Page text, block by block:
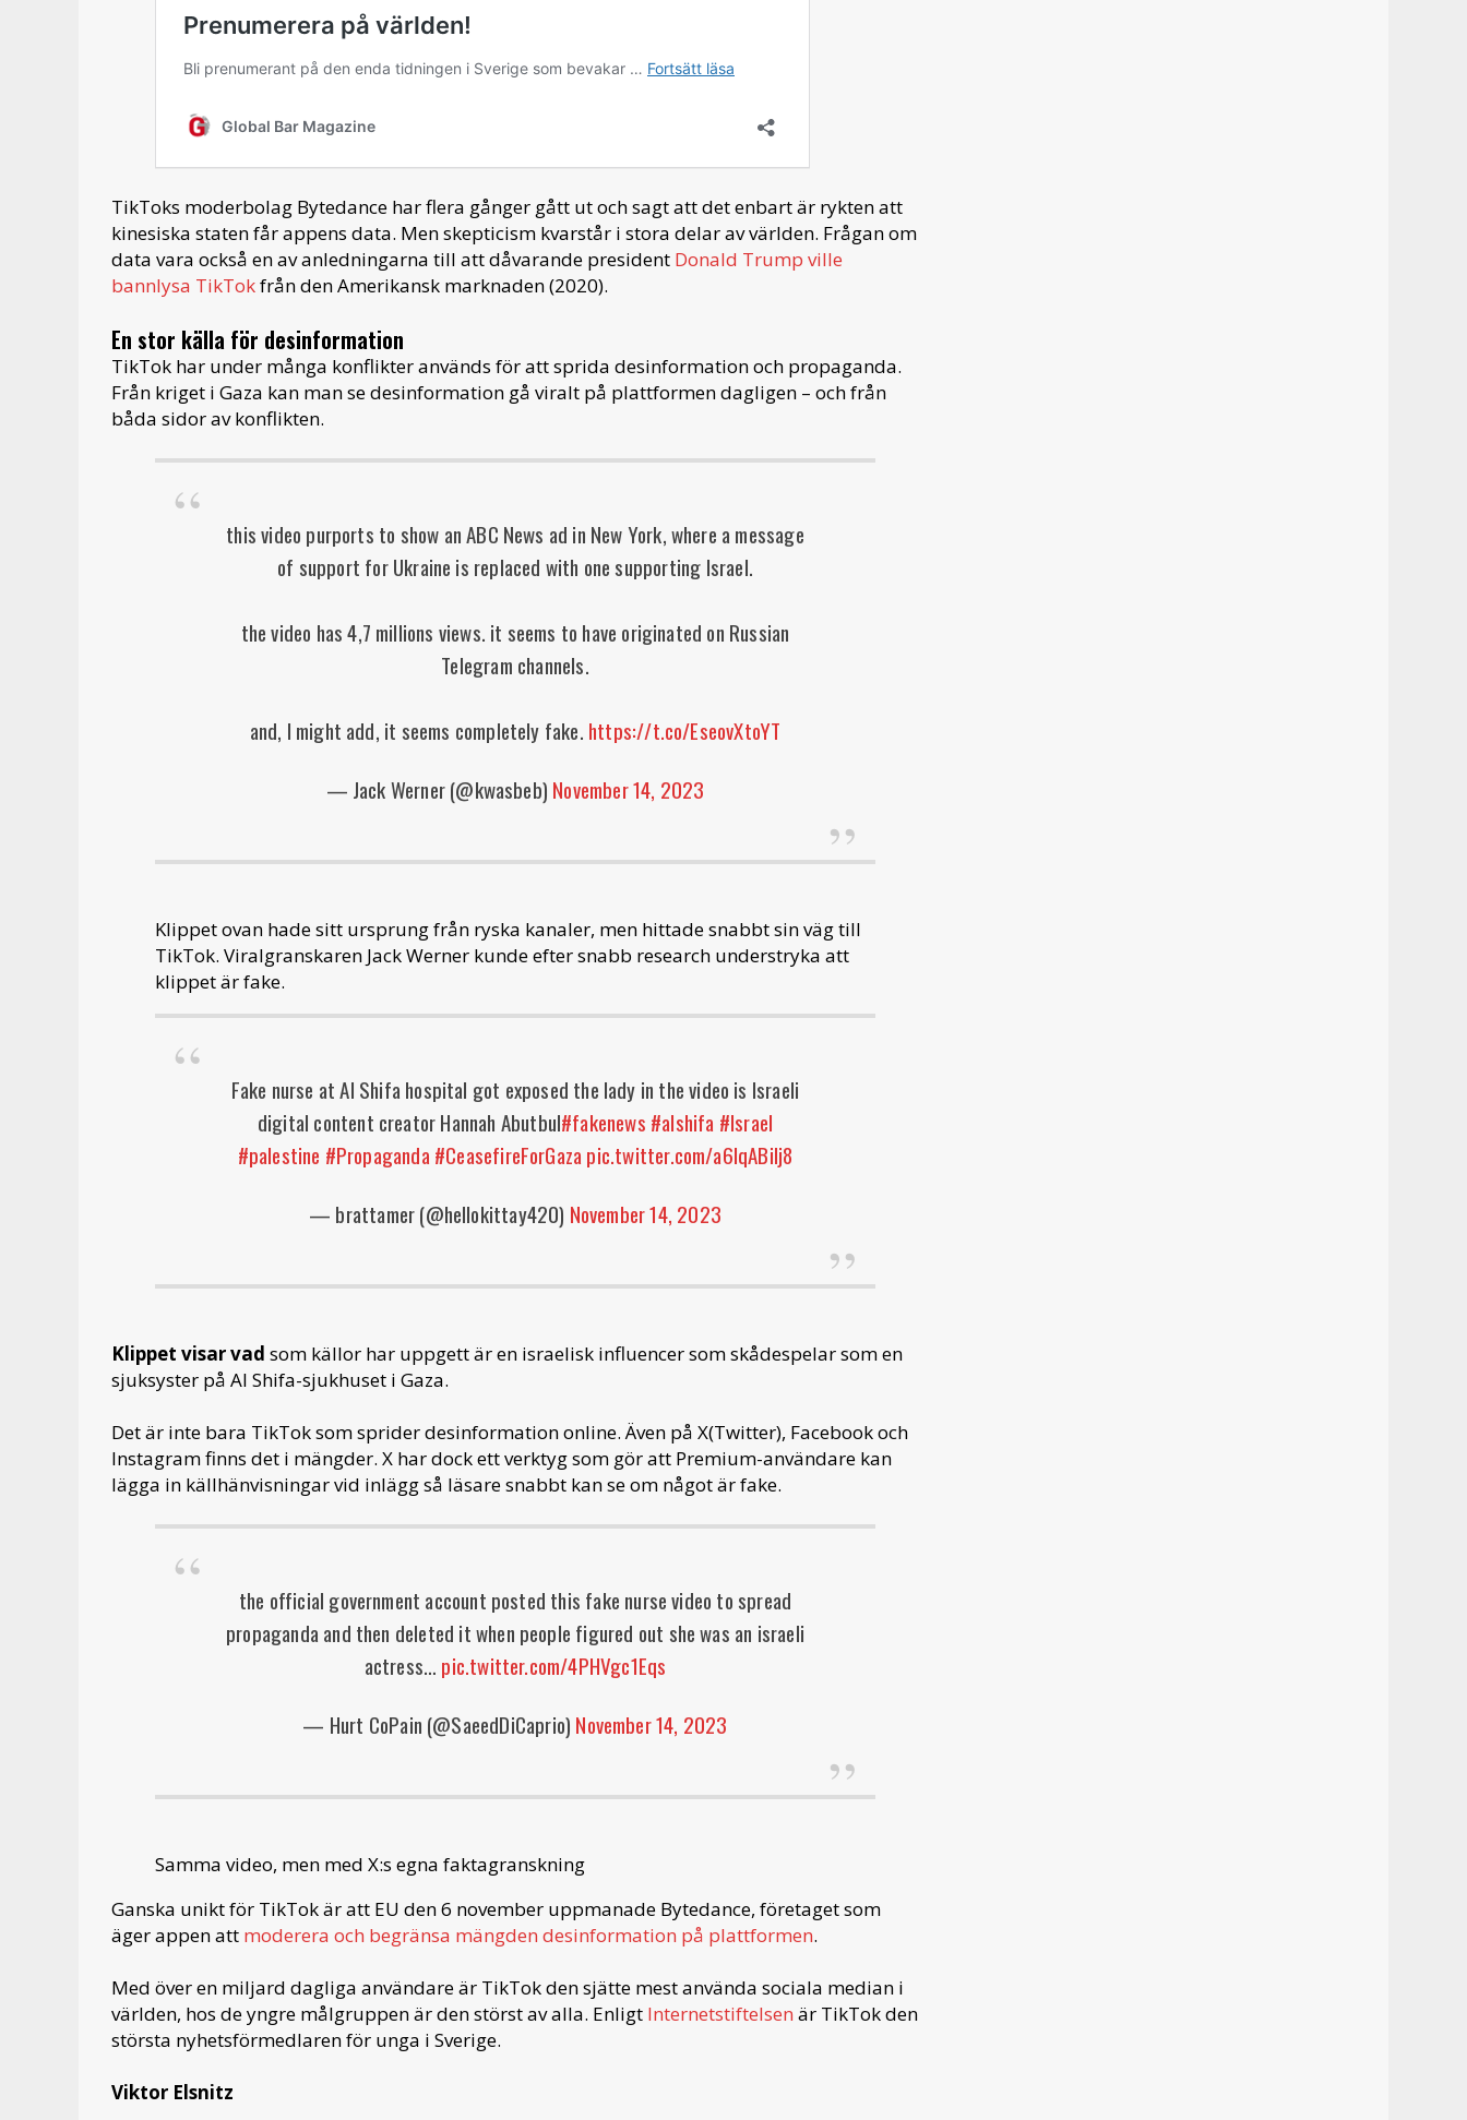
TikToks moderbolag Bytedance har flera gånger gått ut och sagt att det enbart är rykten att
kinesiska staten får appens data. Men skepticism kvarstår i stora delar av världen. Frågan om
data vara också en av anledningarna till att dåvarande president Donald Trump ville
bannlysa TikTokfrån den Amerikansk marknaden (2020).
En stor källa för desinformation
TikTok har under många konflikter används för att sprida desinformation och propaganda.
Från kriget i Gaza kan man se desinformation gå viralt på plattformen dagligen – och från
båda sidor av konflikten.
this video purports to show an ABC News ad in New York, where a message
of support for Ukraine is replaced with one supporting Israel.
the video has 4,7 millions views. it seems to have originated on Russian
Telegram channels.
and, I might add, it seems completely fake. https://t.co/EseovXtoYT
— Jack Werner (@kwasbeb) November 14, 2023
Klippet ovan hade sitt ursprung från ryska kanaler, men hittade snabbt sin väg till
TikTok. Viralgranskaren Jack Werner kunde efter snabb research understryka att
klippet är fake.
Fake nurse at Al Shifa hospital got exposed the lady in the video is Israeli
digital content creator Hannah Abutbul#fakenews #alshifa #Israel
#palestine #Propaganda #CeasefireForGaza pic.twitter.com/a6IqABilj8
— brattamer (@hellokittay420) November 14, 2023
Klippet visar vad som källor har uppgett är en israelisk influencer som skådespelar som en
sjuksyster på Al Shifa-sjukhuset i Gaza.
Det är inte bara TikTok som sprider desinformation online. Även på X(Twitter), Facebook och
Instagram finns det i mängder. X har dock ett verktyg som gör att Premium-användare kan
lägga in källhänvisningar vid inlägg så läsare snabbt kan se om något är fake.
the official government account posted this fake nurse video to spread
propaganda and then deleted it when people figured out she was an israeli
actress… pic.twitter.com/4PHVgc1Eqs
— Hurt CoPain (@SaeedDiCaprio) November 14, 2023
Samma video, men med X:s egna faktagranskning
Ganska unikt för TikTok är att EU den 6 november uppmanade Bytedance, företaget som
äger appen att moderera och begränsa mängden desinformation på plattformen.
Med över en miljard dagliga användare är TikTok den sjätte mest använda sociala median i
världen, hos de yngre målgruppen är den störst av alla. Enligt Internetstiftelsen är TikTok den
största nyhetsförmedlaren för unga i Sverige.
Viktor Elsnitz